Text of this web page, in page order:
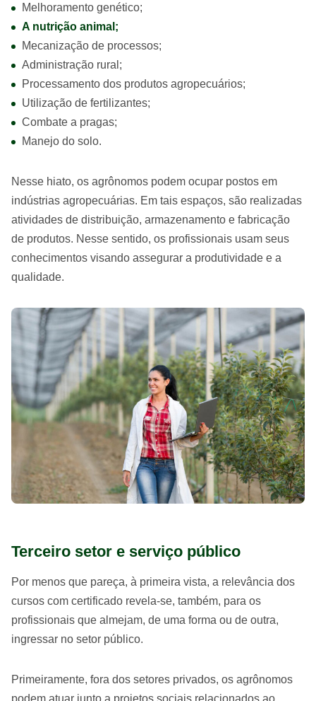
Melhoramento genético;
A nutrição animal;
Mecanização de processos;
Administração rural;
Processamento dos produtos agropecuários;
Utilização de fertilizantes;
Combate a pragas;
Manejo do solo.
Nesse hiato, os agrônomos podem ocupar postos em
indústrias agropecuárias. Em tais espaços, são realizadas
atividades de distribuição, armazenamento e fabricação
de produtos. Nesse sentido, os profissionais usam seus
conhecimentos visando assegurar a produtividade e a
qualidade.
Terceiro setor e serviço público
Por menos que pareça, à primeira vista, a relevância dos
cursos com certificado revela-se, também, para os
profissionais que almejam, de uma forma ou de outra,
ingressar no setor público.
Primeiramente, fora dos setores privados, os agrônomos